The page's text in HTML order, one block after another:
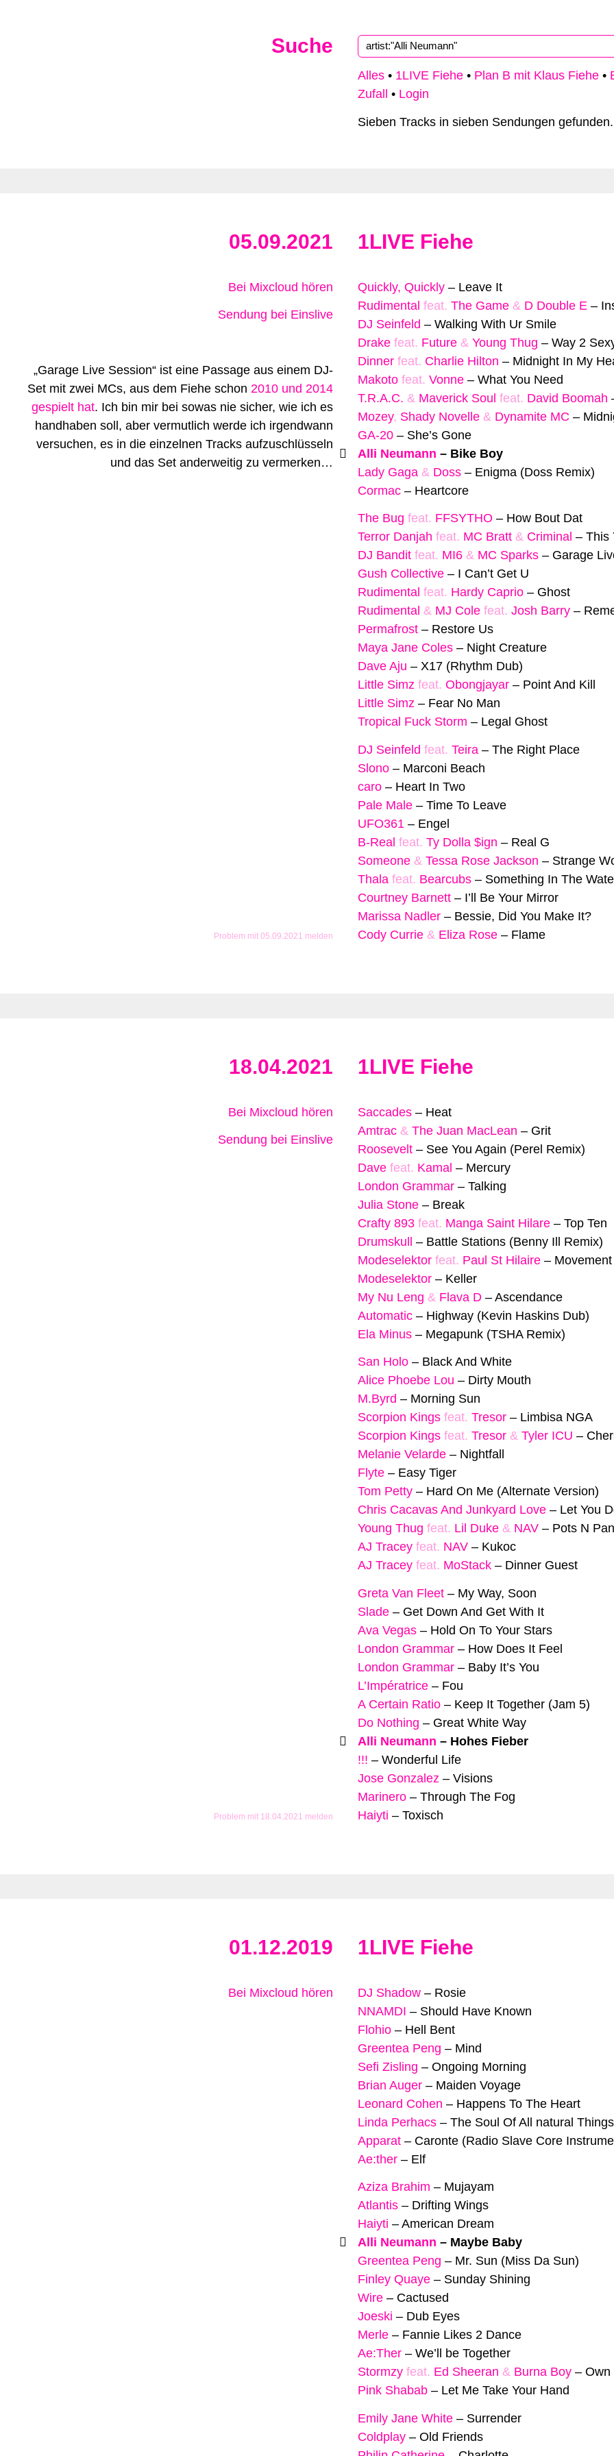
Suche
Alles • 1LIVE Fiehe • Plan B mit Klaus Fiehe •
Zufall
• Login
Sieben Tracks in sieben Sendungen gefunden.
05.09.2021 1LIVE Fiehe
Bei Mixcloud hören
Sendung bei Einslive
„Garage Live Session“ ist eine Passage aus einem DJ-
Set mit zwei MCs, aus dem Fiehe schon 2010 und 2014
gespielt hat. Ich bin mir bei sowas nie sicher, wie ich es
handhaben soll, aber vermutlich werde ich irgendwann
versuchen, es in die einzelnen Tracks aufzuschlüsseln
und das Set anderweitig zu vermerken…
Problem mit 05.09.2021 melden
Quickly, Quickly – Leave It
Rudimental feat. The Game & D Double E –
DJ Seinfeld – Walking With Ur Smile
Drake feat. Future & Young Thug – Way 2
Dinner feat. Charlie Hilton – Midnight In My
Makoto feat. Vonne – What You Need
T.R.A.C. & Maverick Soul feat. David Boomah
Mozey, Shady Novelle & Dynamite MC –
GA-20 – She’s Gone
Alli Neumann – Bike Boy
Lady Gaga & Doss – Enigma (Doss Remix)
Cormac – Heartcore
The Bug feat. FFSYTHO – How Bout Dat
Terror Danjah feat. MC Bratt & Criminal – This
DJ Bandit feat. MI6 & MC Sparks – Garage
Gush Collective – I Can’t Get U
Rudimental feat. Hardy Caprio – Ghost
Rudimental & MJ Cole feat. Josh Barry –
Permafrost – Restore Us
Maya Jane Coles – Night Creature
Dave Aju – X17 (Rhythm Dub)
Little Simz feat. Obongjayar – Point And Kill
Little Simz – Fear No Man
Tropical Fuck Storm – Legal Ghost
DJ Seinfeld feat. Teira – The Right Place
Slono – Marconi Beach
caro – Heart In Two
Pale Male – Time To Leave
UFO361 – Engel
B-Real feat. Ty Dolla $ign – Real G
Someone & Tessa Rose Jackson – Strange
Thala feat. Bearcubs – Something In The
Courtney Barnett – I’ll Be Your Mirror
Marissa Nadler – Bessie, Did You Make It?
Cody Currie & Eliza Rose – Flame
18.04.2021 1LIVE Fiehe
Bei Mixcloud hören
Sendung bei Einslive
Problem mit 18.04.2021 melden
Saccades – Heat
Amtrac & The Juan MacLean – Grit
Roosevelt – See You Again (Perel Remix)
Dave feat. Kamal – Mercury
London Grammar – Talking
Julia Stone – Break
Crafty 893 feat. Manga Saint Hilare – Top Ten
Drumskull – Battle Stations (Benny Ill Remix)
Modeselektor feat. Paul St Hilaire – Movement
Modeselektor – Keller
My Nu Leng & Flava D – Ascendance
Automatic – Highway (Kevin Haskins Dub)
Ela Minus – Megapunk (TSHA Remix)
San Holo – Black And White
Alice Phoebe Lou – Dirty Mouth
M.Byrd – Morning Sun
Scorpion Kings feat. Tresor – Limbisa NGA
Scorpion Kings feat. Tresor & Tyler ICU –
Melanie Velarde – Nightfall
Flyte – Easy Tiger
Tom Petty – Hard On Me (Alternate Version)
Chris Cacavas And Junkyard Love – Let You
Young Thug feat. Lil Duke & NAV – Pots N
AJ Tracey feat. NAV – Kukoc
AJ Tracey feat. MoStack – Dinner Guest
Greta Van Fleet – My Way, Soon
Slade – Get Down And Get With It
Ava Vegas – Hold On To Your Stars
London Grammar – How Does It Feel
London Grammar – Baby It’s You
L’Impératrice – Fou
A Certain Ratio – Keep It Together (Jam 5)
Do Nothing – Great White Way
Alli Neumann – Hohes Fieber
!!! – Wonderful Life
Jose Gonzalez – Visions
Marinero – Through The Fog
Haiyti – Toxisch
01.12.2019 1LIVE Fiehe
Bei Mixcloud hören DJ Shadow – Rosie
NNAMDI – Should Have Known
Flohio – Hell Bent
Greentea Peng – Mind
Sefi Zisling – Ongoing Morning
Brian Auger – Maiden Voyage
Leonard Cohen – Happens To The Heart
Linda Perhacs – The Soul Of All natural Things
Apparat – Caronte (Radio Slave Core
Ae:ther – Elf
Aziza Brahim – Mujayam
Atlantis – Drifting Wings
Haiyti – American Dream
Alli Neumann – Maybe Baby
Greentea Peng – Mr. Sun (Miss Da Sun)
Finley Quaye – Sunday Shining
Wire – Cactused
Joeski – Dub Eyes
Merle – Fannie Likes 2 Dance
Ae:Ther – We’ll be Together
Stormzy feat. Ed Sheeran & Burna Boy – Own
Pink Shabab – Let Me Take Your Hand
Emily Jane White – Surrender
Coldplay – Old Friends